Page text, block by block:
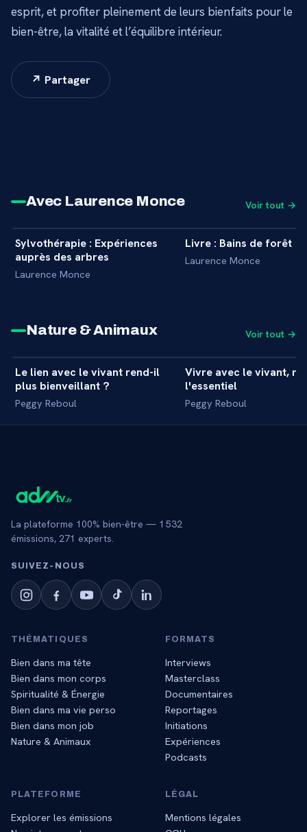
esprit, et profiter pleinement de leurs bienfaits pour le
bien-être, la vitalité et l’équilibre intérieur.
↗ Partager
Avec Laurence Monce Voir tout →
INTERVIEW
Sylvothérapie : Expériences
auprès des arbres
Laurence Monce
INTERVIEW
Livre : Bains de forêt
Laurence Monce
Nature & Animaux Voir tout →
INTERVIEW +
Le lien avec le vivant rend-il
plus bienveillant ?
Peggy Reboul
INTERVIEW
Vivre avec le vivant,
l'essentiel
Peggy Reboul
La plateforme 100% bien-être — 1 532
émissions, 271 experts.
SUIVEZ‑NOUS
THÉMATIQUES
Bien dans ma tête
Bien dans mon corps
Spiritualité & Énergie
Bien dans ma vie perso
Bien dans mon job
Nature & Animaux
FORMATS
Interviews
Masterclass
Documentaires
Reportages
Initiations
Expériences
Podcasts
PLATEFORME
Explorer les émissions
LÉGAL
Mentions légales